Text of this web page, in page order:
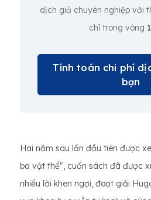
dịch giả chuyên nghiệp với
chỉ trong vòng
Tính toán chi phí
bạn
Hai năm sau lần đầu tiên được
ba vật thể", cuốn sách đã được
nhiều lời khen ngợi, đoạt giải